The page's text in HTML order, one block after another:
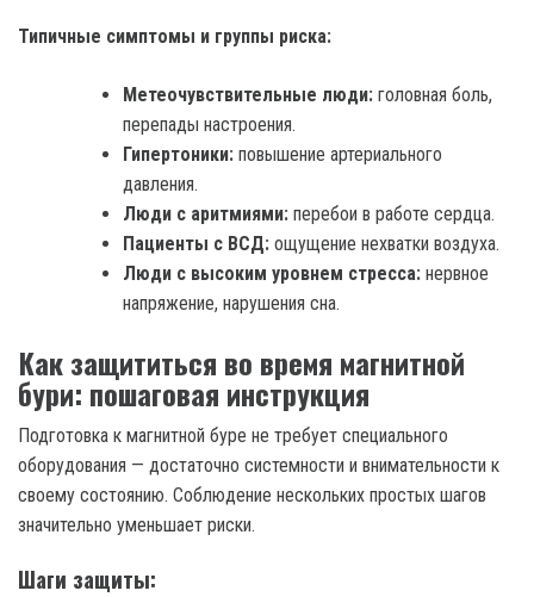
Типичные симптомы и группы риска:
Метеочувствительные люди: головная боль,
перепады настроения.
Гипертоники: повышение артериального
давления.
Люди с аритмиями: перебои в работе сердца.
Пациенты с ВСД: ощущение нехватки воздуха.
Люди с высоким уровнем стресса: нервное
напряжение, нарушения сна.
Как защититься во время магнитной
бури: пошаговая инструкция
Подготовка к магнитной буре не требует специального
оборудования — достаточно системности и внимательности к
своему состоянию. Соблюдение нескольких простых шагов
значительно уменьшает риски.
Шаги защиты: